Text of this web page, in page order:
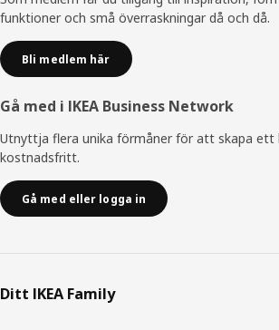
funktioner och små överraskningar då och då.
Bli medlem här
Gå med i IKEA Business Network
Utnyttja flera unika förmåner för att skapa
kostnadsfritt.
Gå med eller logga in
Ditt IKEA Family